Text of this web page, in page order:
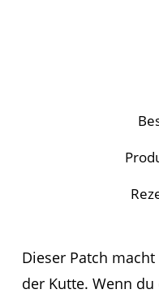
Dieser Patch
der Kutte. Wenn
und